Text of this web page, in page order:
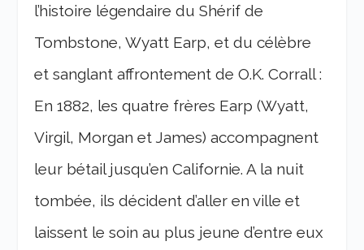
l’histoire légendaire du Shérif de
Tombstone, Wyatt Earp, et du célèbre
et sanglant affrontement de O.K. Corrall :
En 1882, les quatre frères Earp (Wyatt,
Virgil, Morgan et James) accompagnent
leur bétail jusqu’en Californie. A la nuit
tombée, ils décident d’aller en ville et
laissent le soin au plus jeune d’entre eux